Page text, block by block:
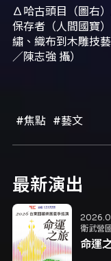
∆哈古頭目（圖右
保存者（人間國寶
繡、織布到木雕技
／陳志強 攝）
#焦點 #藝文
最新演出
衛武營
命運